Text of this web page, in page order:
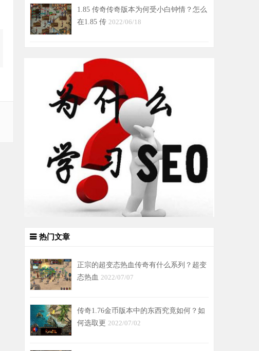
1.85 传奇传奇版本为何受小白钟情？怎么
在1.85 传 2022/06/18
热门文章
正宗的超变态热血传奇有什么系列？超变
态热血 2022/07/07
传奇1.76金币版本中的东西究竟如何？如
何选取更 2022/07/02